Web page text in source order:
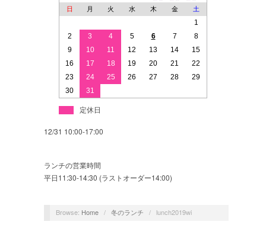
日 月 火 水 木 金 土
1
2
3 4 5 6 7
8
9
10 11 12 13 14
15
16
17 18 19 20 21
22
23
24 25 26 27 28
29
30
31
定休日
12/31 10:00-17:00
ランチの営業時間
平日11:30-14:30 (ラストオーダー14:00)
Browse: Home / 冬のランチ / lunch2019wi